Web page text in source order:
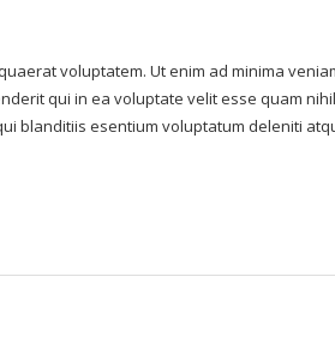
voluptatem. Ut enim ad minima
qui in ea voluptate velit esse quam
blanditiis esentium voluptatum deleniti